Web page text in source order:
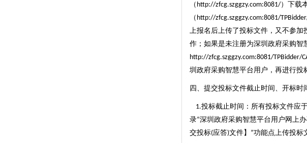
（ http://zfcg.szggzy.com:8081/）下载
（ http://zfcg.szggzy.com:8081/
上报名后上传了投标文件，又不参加
作；如果是未注册为深圳政府采购智
http://zfcg.szggzy.com:8081/TPBidder/
圳政府采购智慧平台用户，再进行投
四、提交投标文件截止时间、开标时
1.投标截止时间：所有投标文件应
录“深圳政府采购智慧平台用户网上
交投标(应答)文件】 ”功能点上传投标